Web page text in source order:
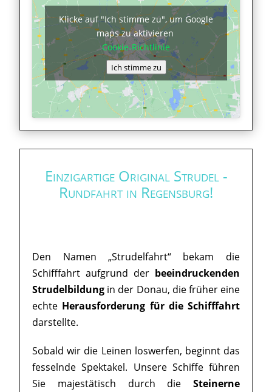
Klicke auf "Ich stimme zu", um Google
maps zu aktivieren
Cookie-Richtlinie
Ich stimme zu
Einzigartige Original Strudel -
Rundfahrt in Regensburg!
Den Namen „Strudelfahrt“ bekam die
Schifffahrt aufgrund der beeindruckenden
Strudelbildung in der Donau, die früher eine
echte Herausforderung für die Schifffahrt
darstellte.
Sobald wir die Leinen loswerfen, beginnt das
fesselnde Spektakel. Unsere Schiffe führen
Sie majestätisch durch die Steinerne